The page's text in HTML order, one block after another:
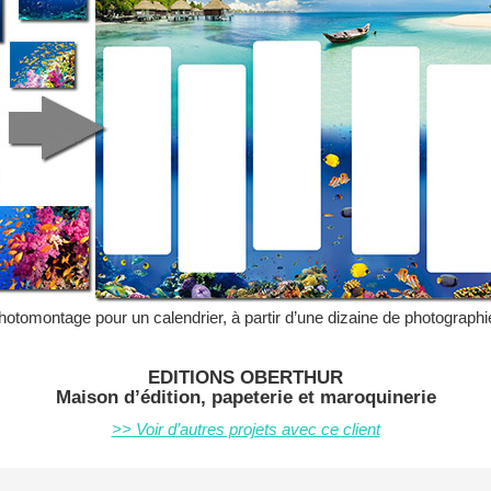
pour un calendrier, à partir d’une dizaine de
EDITIONS OBERTHUR
Maison d’édition, papeterie et maroquinerie
>> Voir d’autres projets avec ce client